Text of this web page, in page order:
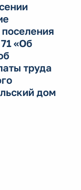
«Об
труда
дом